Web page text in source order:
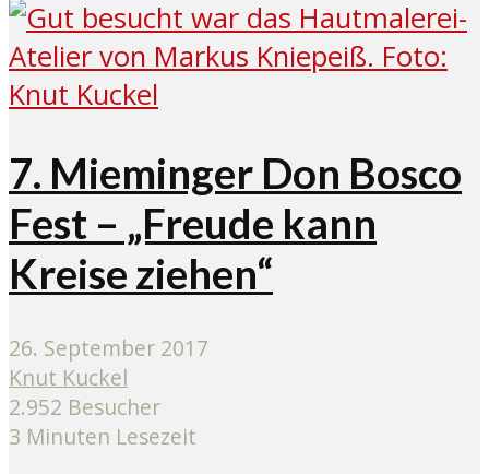
7. Mieminger Don Bosco
Fest – „Freude kann
Kreise ziehen“
26. September 2017
Knut Kuckel
2.952 Besucher
3 Minuten Lesezeit